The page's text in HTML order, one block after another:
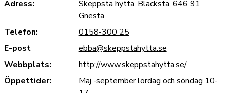
Adress:
Skeppsta hytta, Blacksta, 646 91
Gnesta
Telefon:
0158-300 25
E-post
ebba@skeppstahytta.se
Webbplats:
http://www.skeppstahytta.se/
Öppettider:
Maj -september lördag och söndag 10-